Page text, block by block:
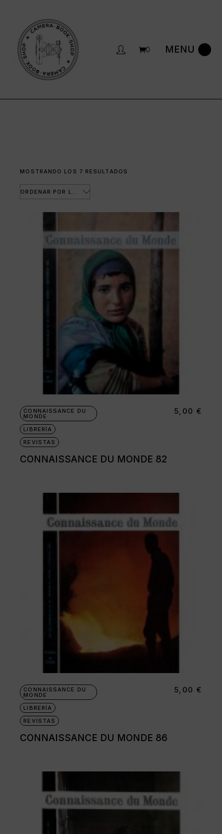
0
MOSTRANDO LOS 7 RESULTADOS
CONNAISSANCE DU
MONDE
LIBRERÍA
REVISTAS
CONNAISSANCE DU MONDE 82
5,00 €
CONNAISSANCE DU
MONDE
LIBRERÍA
REVISTAS
CONNAISSANCE DU MONDE 86
5,00 €